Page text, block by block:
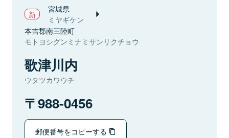
宮城県
ミヤギケン
本吉郡南三陸町
モトヨシグンミナミサンリクチョウ
歌津川内
ウタツカワウチ
988-0456
郵便番号をコピーする